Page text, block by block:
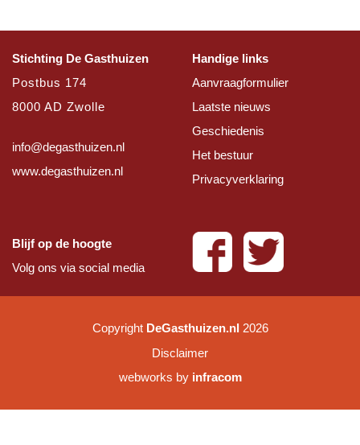
Stichting De Gasthuizen
Postbus 174
8000 AD Zwolle
info@degasthuizen.nl
www.degasthuizen.nl
Handige links
Aanvraagformulier
Laatste nieuws
Geschiedenis
Het bestuur
Privacyverklaring
Blijf op de hoogte
Volg ons via social media
Copyright DeGasthuizen.nl 2026
Disclaimer
webworks by infracom